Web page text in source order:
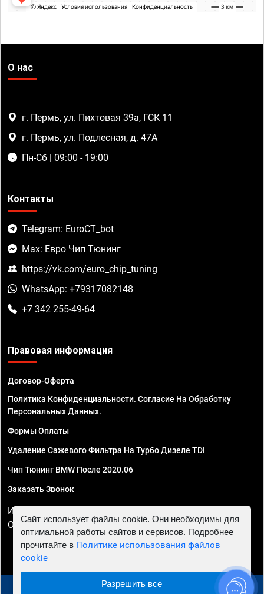
О нас
г. Пермь, ул. Пихтовая 39а, ГСК 11
г. Пермь, ул. Подлесная, д. 47А
Пн-Сб | 09:00 - 19:00
Контакты
Telegram: EuroCT_bot
Max: Евро Чип Тюнинг
https://vk.com/euro_chip_tuning
WhatsApp: +79317082148
+7 342 255-49-64
Правовая информация
Договор-Оферта
Политика Конфиденциальности. Согласие На Обработку
Персональных Данных.
Формы Оплаты
Удаление Сажевого Фильтра На Турбо Дизеле TDI
Чип Тюнинг BMW После 2020.06
Заказать Звонок
ИП Смирнов Георгий Павлович. ИНН 781302555843,
ОГРНИП 324470400032610
© 2010 - 2026 Чип тюнинг в Перми - Автосервис "Евро
Сайт использует файлы cookie. Они необходимы для
оптимальной работы сайтов и сервисов. Подробнее
прочитайте в Политике использования файлов
cookie
Разрешить все